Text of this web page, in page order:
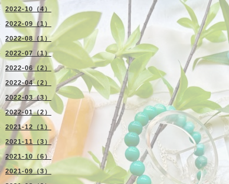
2022-10（4）
2022-09（1）
2022-08（1）
2022-07（1）
2022-06（2）
2022-04（2）
2022-03（3）
2022-01（2）
2021-12（1）
2021-11（3）
2021-10（6）
2021-09（3）